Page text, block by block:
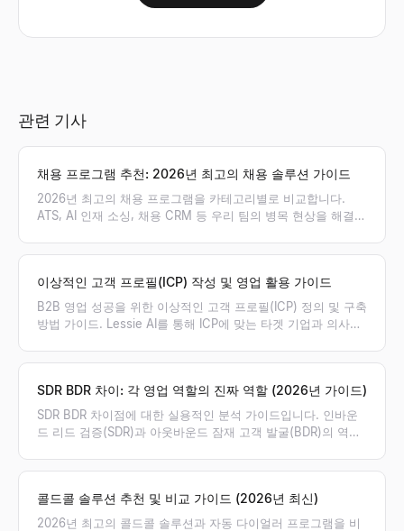
관련 기사
채용 프로그램 추천: 2026년 최고의 채용 솔루션 가이드
2026년 최고의 채용 프로그램을 카테고리별로 비교합니다.
ATS, AI 인재 소싱, 채용 CRM 등 우리 팀의 병목 현상을 해결할
이상적인 고객 프로필(ICP) 작성 및 영업 활용 가이드
B2B 영업 성공을 위한 이상적인 고객 프로필(ICP) 정의 및 구축
방법 가이드. Lessie AI를 통해 ICP에 맞는 타겟 기업과 의사결
SDR BDR 차이: 각 영업 역할의 진짜 역할 (2026년 가이드)
SDR BDR 차이점에 대한 실용적인 분석 가이드입니다. 인바운
드 리드 검증(SDR)과 아웃바운드 잠재 고객 발굴(BDR)의 역할,
콜드콜 솔루션 추천 및 비교 가이드 (2026년 최신)
2026년 최고의 콜드콜 솔루션과 자동 다이얼러 프로그램을 비